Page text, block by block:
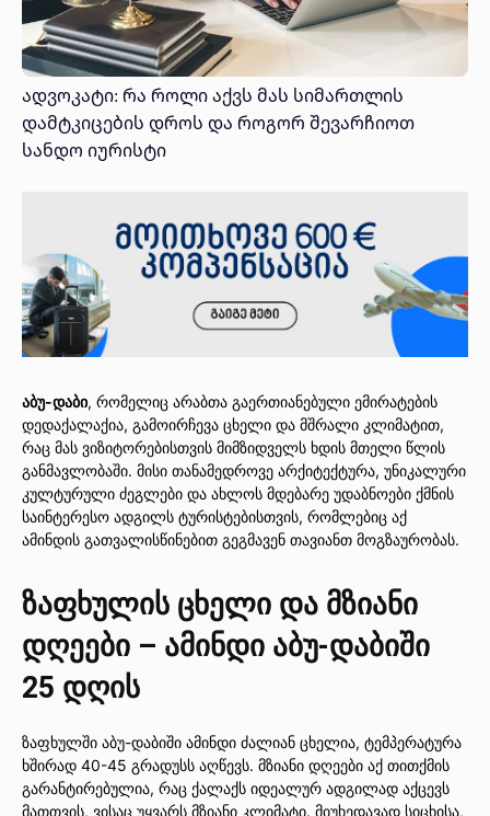
ადვოკატი: რა როლი აქვს მას სიმართლის
დამტკიცების დროს და როგორ შევარჩიოთ
სანდო იურისტი
აბუ-დაბი, რომელიც არაბთა გაერთიანებული ემირატების
დედაქალაქია, გამოირჩევა ცხელი და მშრალი კლიმატით,
რაც მას ვიზიტორებისთვის მიმზიდველს ხდის მთელი წლის
განმავლობაში. მისი თანამედროვე არქიტექტურა, უნიკალური
კულტურული ძეგლები და ახლოს მდებარე უდაბნოები ქმნის
საინტერესო ადგილს ტურისტებისთვის, რომლებიც აქ
ამინდის გათვალისწინებით გეგმავენ თავიანთ მოგზაურობას.
ზაფხულის ცხელი და მზიანი
დღეები – ამინდი აბუ-დაბიში
25 დღის
ზაფხულში აბუ-დაბიში ამინდი ძალიან ცხელია, ტემპერატურა
ხშირად 40-45 გრადუსს აღწევს. მზიანი დღეები აქ თითქმის
გარანტირებულია, რაც ქალაქს იდეალურ ადგილად აქცევს
მათთვის, ვისაც უყვარს მზიანი კლიმატი. მიუხედავად სიცხისა,